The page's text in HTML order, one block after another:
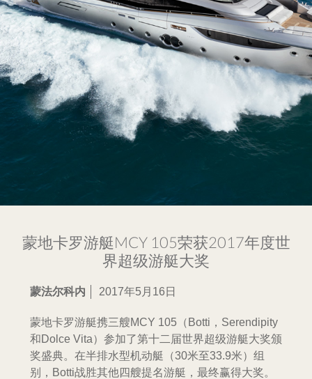
蒙地卡罗游艇MCY 105荣获2017年度世
界超级游艇大奖
蒙法尔科内 2017年5月16日
蒙地卡罗游艇携三艘MCY 105（Botti，Serendipity
和Dolce Vita）参加了第十二届世界超级游艇大奖颁
奖盛典。在半排水型机动艇（30米至33.9米）组
别，Botti战胜其他四艘提名游艇，最终赢得大奖。